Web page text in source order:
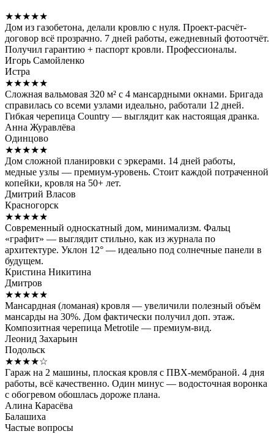
★★★★★
Дом из газобетона, делали кровлю с нуля. Проект-расчёт-
договор всё прозрачно. 7 дней работы, ежедневный фотоотчёт.
Получил гарантию + паспорт кровли. Профессионалы.
Игорь Самойленко
Истра
★★★★★
Сложная вальмовая 320 м² с 4 мансардными окнами. Бригада
справилась со всеми узлами идеально, работали 12 дней.
Гибкая черепица Country — выглядит как настоящая дранка.
Анна Журавлёва
Одинцово
★★★★★
Дом сложной планировки с эркерами. 14 дней работы,
медные узлы — премиум-уровень. Стоит каждой потраченной
копейки, кровля на 50+ лет.
Дмитрий Власов
Красногорск
★★★★★
Современный односкатный дом, минимализм. Фальц
«графит» — выглядит стильно, как из журнала по
архитектуре. Уклон 12° — идеально под солнечные панели в
будущем.
Кристина Никитина
Дмитров
★★★★★
Мансардная (ломаная) кровля — увеличили полезный объём
мансарды на 30%. Дом фактически получил доп. этаж.
Композитная черепица Metrotile — премиум-вид.
Леонид Захарьин
Подольск
★★★★☆
Гараж на 2 машины, плоская кровля с ПВХ-мембраной. 4 дня
работы, всё качественно. Один минус — водосточная воронка
с обогревом обошлась дороже плана.
Алина Карасёва
Балашиха
Частые вопросы